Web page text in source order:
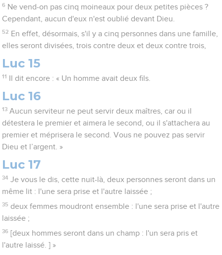
6 Ne vend-on pas cinq moineaux pour deux petites pièces ?
Cependant, aucun d'eux n'est oublié devant Dieu.
52 En effet, désormais, s'il y a cinq personnes dans une famille,
elles seront divisées, trois contre deux et deux contre trois,
Luc 15
11 Il dit encore : « Un homme avait deux fils.
Luc 16
13 Aucun serviteur ne peut servir deux maîtres, car ou il
détestera le premier et aimera le second, ou il s'attachera au
premier et méprisera le second. Vous ne pouvez pas servir
Dieu et l’argent. »
Luc 17
34 Je vous le dis, cette nuit-là, deux personnes seront dans un
même lit : l'une sera prise et l'autre laissée ;
35 deux femmes moudront ensemble : l'une sera prise et l'autre
laissée ;
36 [deux hommes seront dans un champ : l'un sera pris et
l'autre laissé. ] »